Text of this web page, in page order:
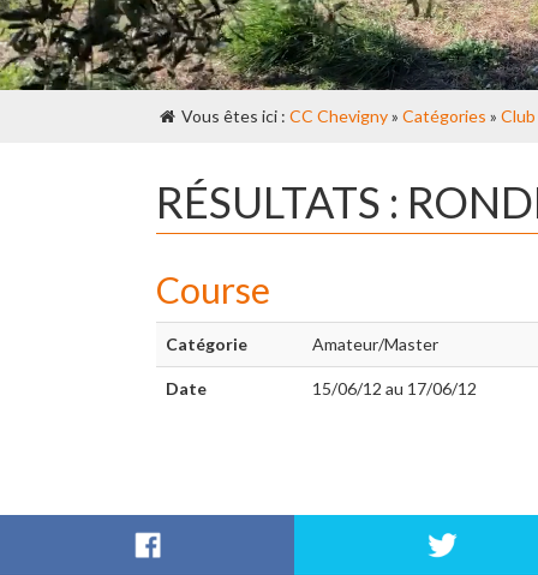
Vous êtes ici : CC Chevigny» Catégories » Club
RÉSULTATS :
Course
Catégorie Amateur/Master
Date 15/06/12 au 17/06/12